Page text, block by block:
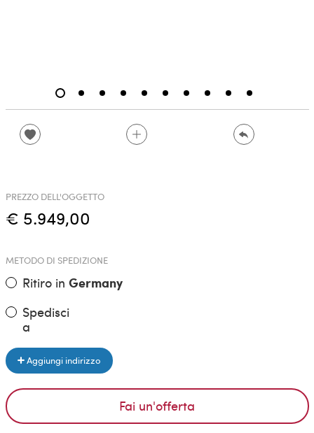
PREZZO DELL'OGGETTO
€ 5.949,00
METODO DI SPEDIZIONE
Ritiro in Germany
Spedisci
a
Aggiungi indirizzo
Fai un'offerta